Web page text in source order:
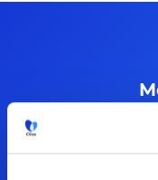
Tööelublogi.ee
kursis